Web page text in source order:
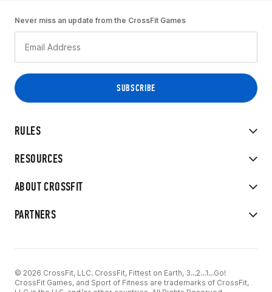
RULES
RESOURCES
ABOUT CROSSFIT
PARTNERS
Never miss an update from the CrossFit Games
© 2026 CrossFit, LLC. CrossFit, Fittest on Earth, 3...2...1...Go!
CrossFit Games, and Sport of Fitness are trademarks of CrossFit,